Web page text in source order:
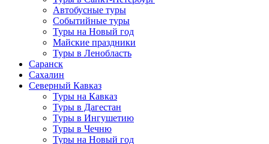
Автобусные туры
Событийные туры
Туры на Новый год
Майские праздники
Туры в Ленобласть
Саранск
Сахалин
Северный Кавказ
Туры на Кавказ
Туры в Дагестан
Туры в Ингушетию
Туры в Чечню
Туры на Новый год